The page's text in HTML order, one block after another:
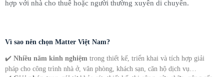
hợp với nhà cho thuê hoặc người thường xuyên di chuyển.
Vì sao nên chọn Matter Việt Nam?
✔️ Nhiều năm kinh nghiệm trong thiết kế, triển khai và tích hợp giải
pháp cho công trình nhà ở, văn phòng, khách sạn, căn hộ dịch vụ…